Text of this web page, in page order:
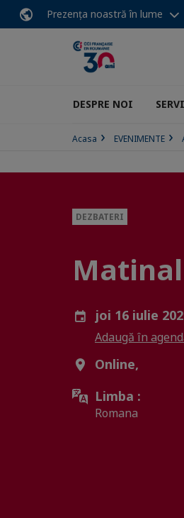
Prezența noastră în lume
DESPRE NOI
Acasa EVENIMENTE
DEZBATERI
joi 16 iulie
Adaugă în
Online,
Limba :
Romana